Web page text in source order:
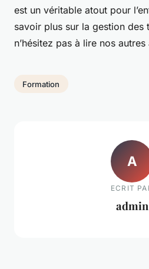
est un véritable atout pour
savoir plus sur la gestion des
n’hésitez pas à lire nos
Formation
A
ECRIT
admin